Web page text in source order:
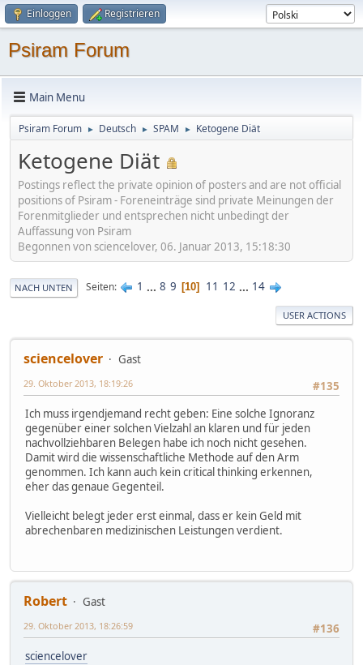
Einloggen Registrieren
Psiram Forum
Main Menu
Psiram Forum ► Deutsch ► SPAM ► Ketogene Diät
Ketogene Diät
Postings reflect the private opinion of posters and are not official
positions of Psiram - Foreneinträge sind private Meinungen der
Forenmitglieder und entsprechen nicht unbedingt der
Auffassung von Psiram
Begonnen von sciencelover, 06. Januar 2013, 15:18:30
NACH UNTEN Seiten 1 ... 8 9 10 11 12 ... 14
USER ACTIONS
sciencelover
Gast
#135
29. Oktober 2013, 18:19:26
Ich muss irgendjemand recht geben: Eine solche Ignoranz
gegenüber einer solchen Vielzahl an klaren und für jeden
nachvollziehbaren Belegen habe ich noch nicht gesehen.
Damit wird die wissenschaftliche Methode auf den Arm
genommen. Ich kann auch kein critical thinking erkennen,
eher das genaue Gegenteil.
Vielleicht belegt jeder erst einmal, dass er kein Geld mit
abrechenbaren medizinischen Leistungen verdient.
Robert
Gast
#136
29. Oktober 2013, 18:26:59
sciencelover